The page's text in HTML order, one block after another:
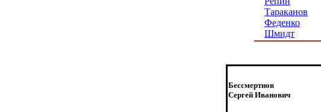
Тараканов
Феденко
Шмидт
Бессмертнов
Сергей Иванович